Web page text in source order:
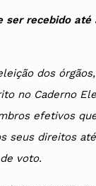
ser recebido até
dos
no Caderno
efetivos
seus direitos
voto.